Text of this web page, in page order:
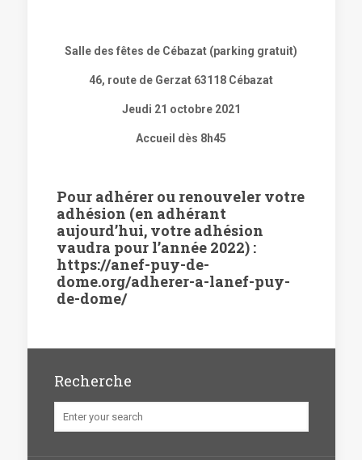
Salle des fêtes de Cébazat (parking gratuit)
46, route de Gerzat 63118 Cébazat
Jeudi 21 octobre 2021
Accueil dès 8h45
Pour adhérer ou renouveler votre
adhésion (en adhérant
aujourd’hui, votre adhésion
vaudra pour l’année 2022) :
https://anef-puy-de-
dome.org/adherer-a-lanef-puy-
de-dome/
Recherche